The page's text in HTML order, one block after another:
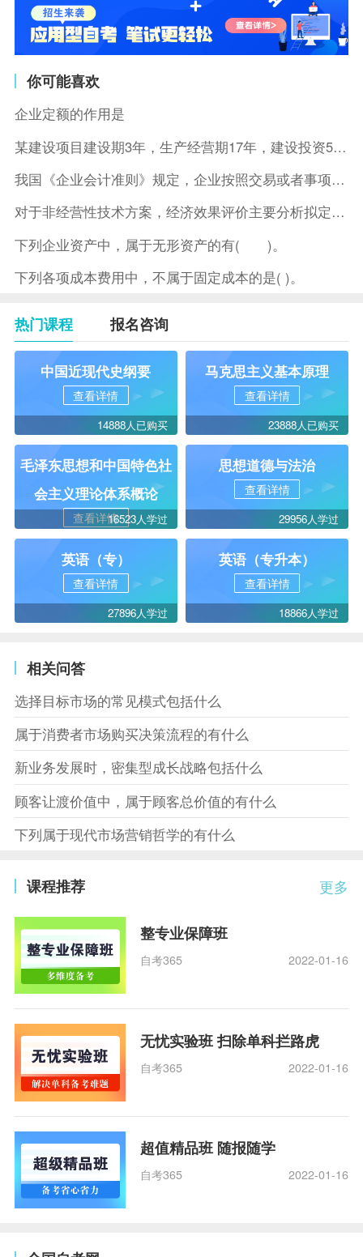
你可能喜欢
企业定额的作用是
某建设项目建设期3年，生产经营期17年，建设投资5500万元
我国《企业会计准则》规定，企业按照交易或者事项的经济特征确定
对于非经营性技术方案，经济效果评价主要分析拟定方案的( )。
下列企业资产中，属于无形资产的有( )。
下列各项成本费用中，不属于固定成本的是( )。
热门课程 报名咨询
中国近现代史纲要
查看详情
14888人已购买
马克思主义基本原理
查看详情
23888人已购买
毛泽东思想和中国特色社
会主义理论体系概论
查看详情16523人学过
思想道德与法治
查看详情
29956人学过
英语（专）
查看详情
27896人学过
英语（专升本）
查看详情
18866人学过
相关问答
选择目标市场的常见模式包括什么
属于消费者市场购买决策流程的有什么
新业务发展时，密集型成长战略包括什么
顾客让渡价值中，属于顾客总价值的有什么
下列属于现代市场营销哲学的有什么
更多
课程推荐
整专业保障班
自考365 2022-01-16
无忧实验班 扫除单科拦路虎
自考365 2022-01-16
超值精品班 随报随学
自考365 2022-01-16